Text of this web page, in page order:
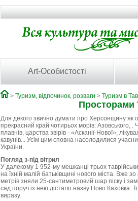
Art-Особистості
> Туризм, відпочинок, розваги > Туризм в
Просторами
Для декого звично думати про Херсонщину як
прекрасний край чотирьох морів: Азовського,
плавнів, царства звірів - «Асканії-Нової»,
кавунів... Усім цим сповна насолодилися
України.
Погляд з-під вітрил
У далекому 1 952-му мешканці трьох
на їхній малій батьківщині нового міста. Вже
метрів зняли 25-сантиметровий шар піску і
сад поруч із нею дістало назву Ново Каховка.
виразу.